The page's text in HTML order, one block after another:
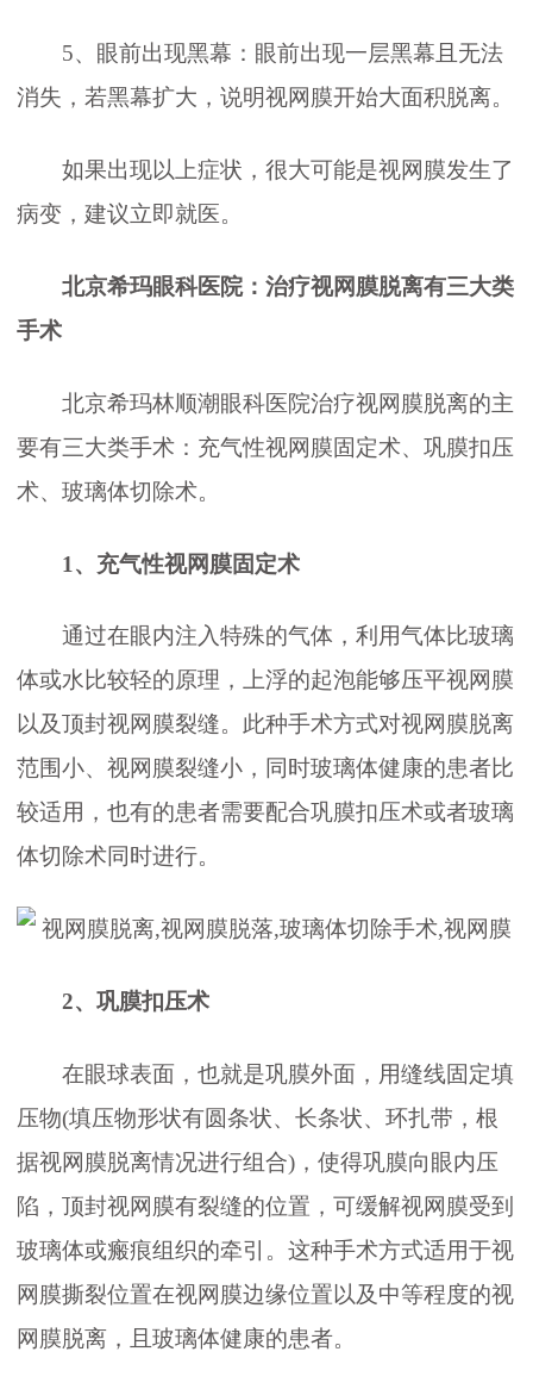
5、眼前出现黑幕：眼前出现一层黑幕且无法
消失，若黑幕扩大，说明视网膜开始大面积脱离。
如果出现以上症状，很大可能是视网膜发生了
病变，建议立即就医。
北京希玛眼科医院：治疗视网膜脱离有三大类
手术
北京希玛林顺潮眼科医院治疗视网膜脱离的主
要有三大类手术：充气性视网膜固定术、巩膜扣压
术、玻璃体切除术。
1、充气性视网膜固定术
通过在眼内注入特殊的气体，利用气体比玻璃
体或水比较轻的原理，上浮的起泡能够压平视网膜
以及顶封视网膜裂缝。此种手术方式对视网膜脱离
范围小、视网膜裂缝小，同时玻璃体健康的患者比
较适用，也有的患者需要配合巩膜扣压术或者玻璃
体切除术同时进行。
2、巩膜扣压术
在眼球表面，也就是巩膜外面，用缝线固定填
压物(填压物形状有圆条状、长条状、环扎带，根
据视网膜脱离情况进行组合)，使得巩膜向眼内压
陷，顶封视网膜有裂缝的位置，可缓解视网膜受到
玻璃体或瘢痕组织的牵引。这种手术方式适用于视
网膜撕裂位置在视网膜边缘位置以及中等程度的视
网膜脱离，且玻璃体健康的患者。